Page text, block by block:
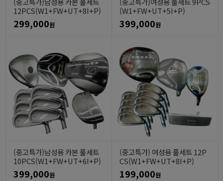
12PCS(W1+FW+UT+8I+P)
299,000원
(W1+FW+UT+5I+P)
399,000원
(중고특가)남성용 카본 풀세트
10PCS(W1+FW+UT+6I+P)
399,000원
(중고특가) 여성용 풀세트 12P
CS(W1+FW+UT+8I+P)
199,000원